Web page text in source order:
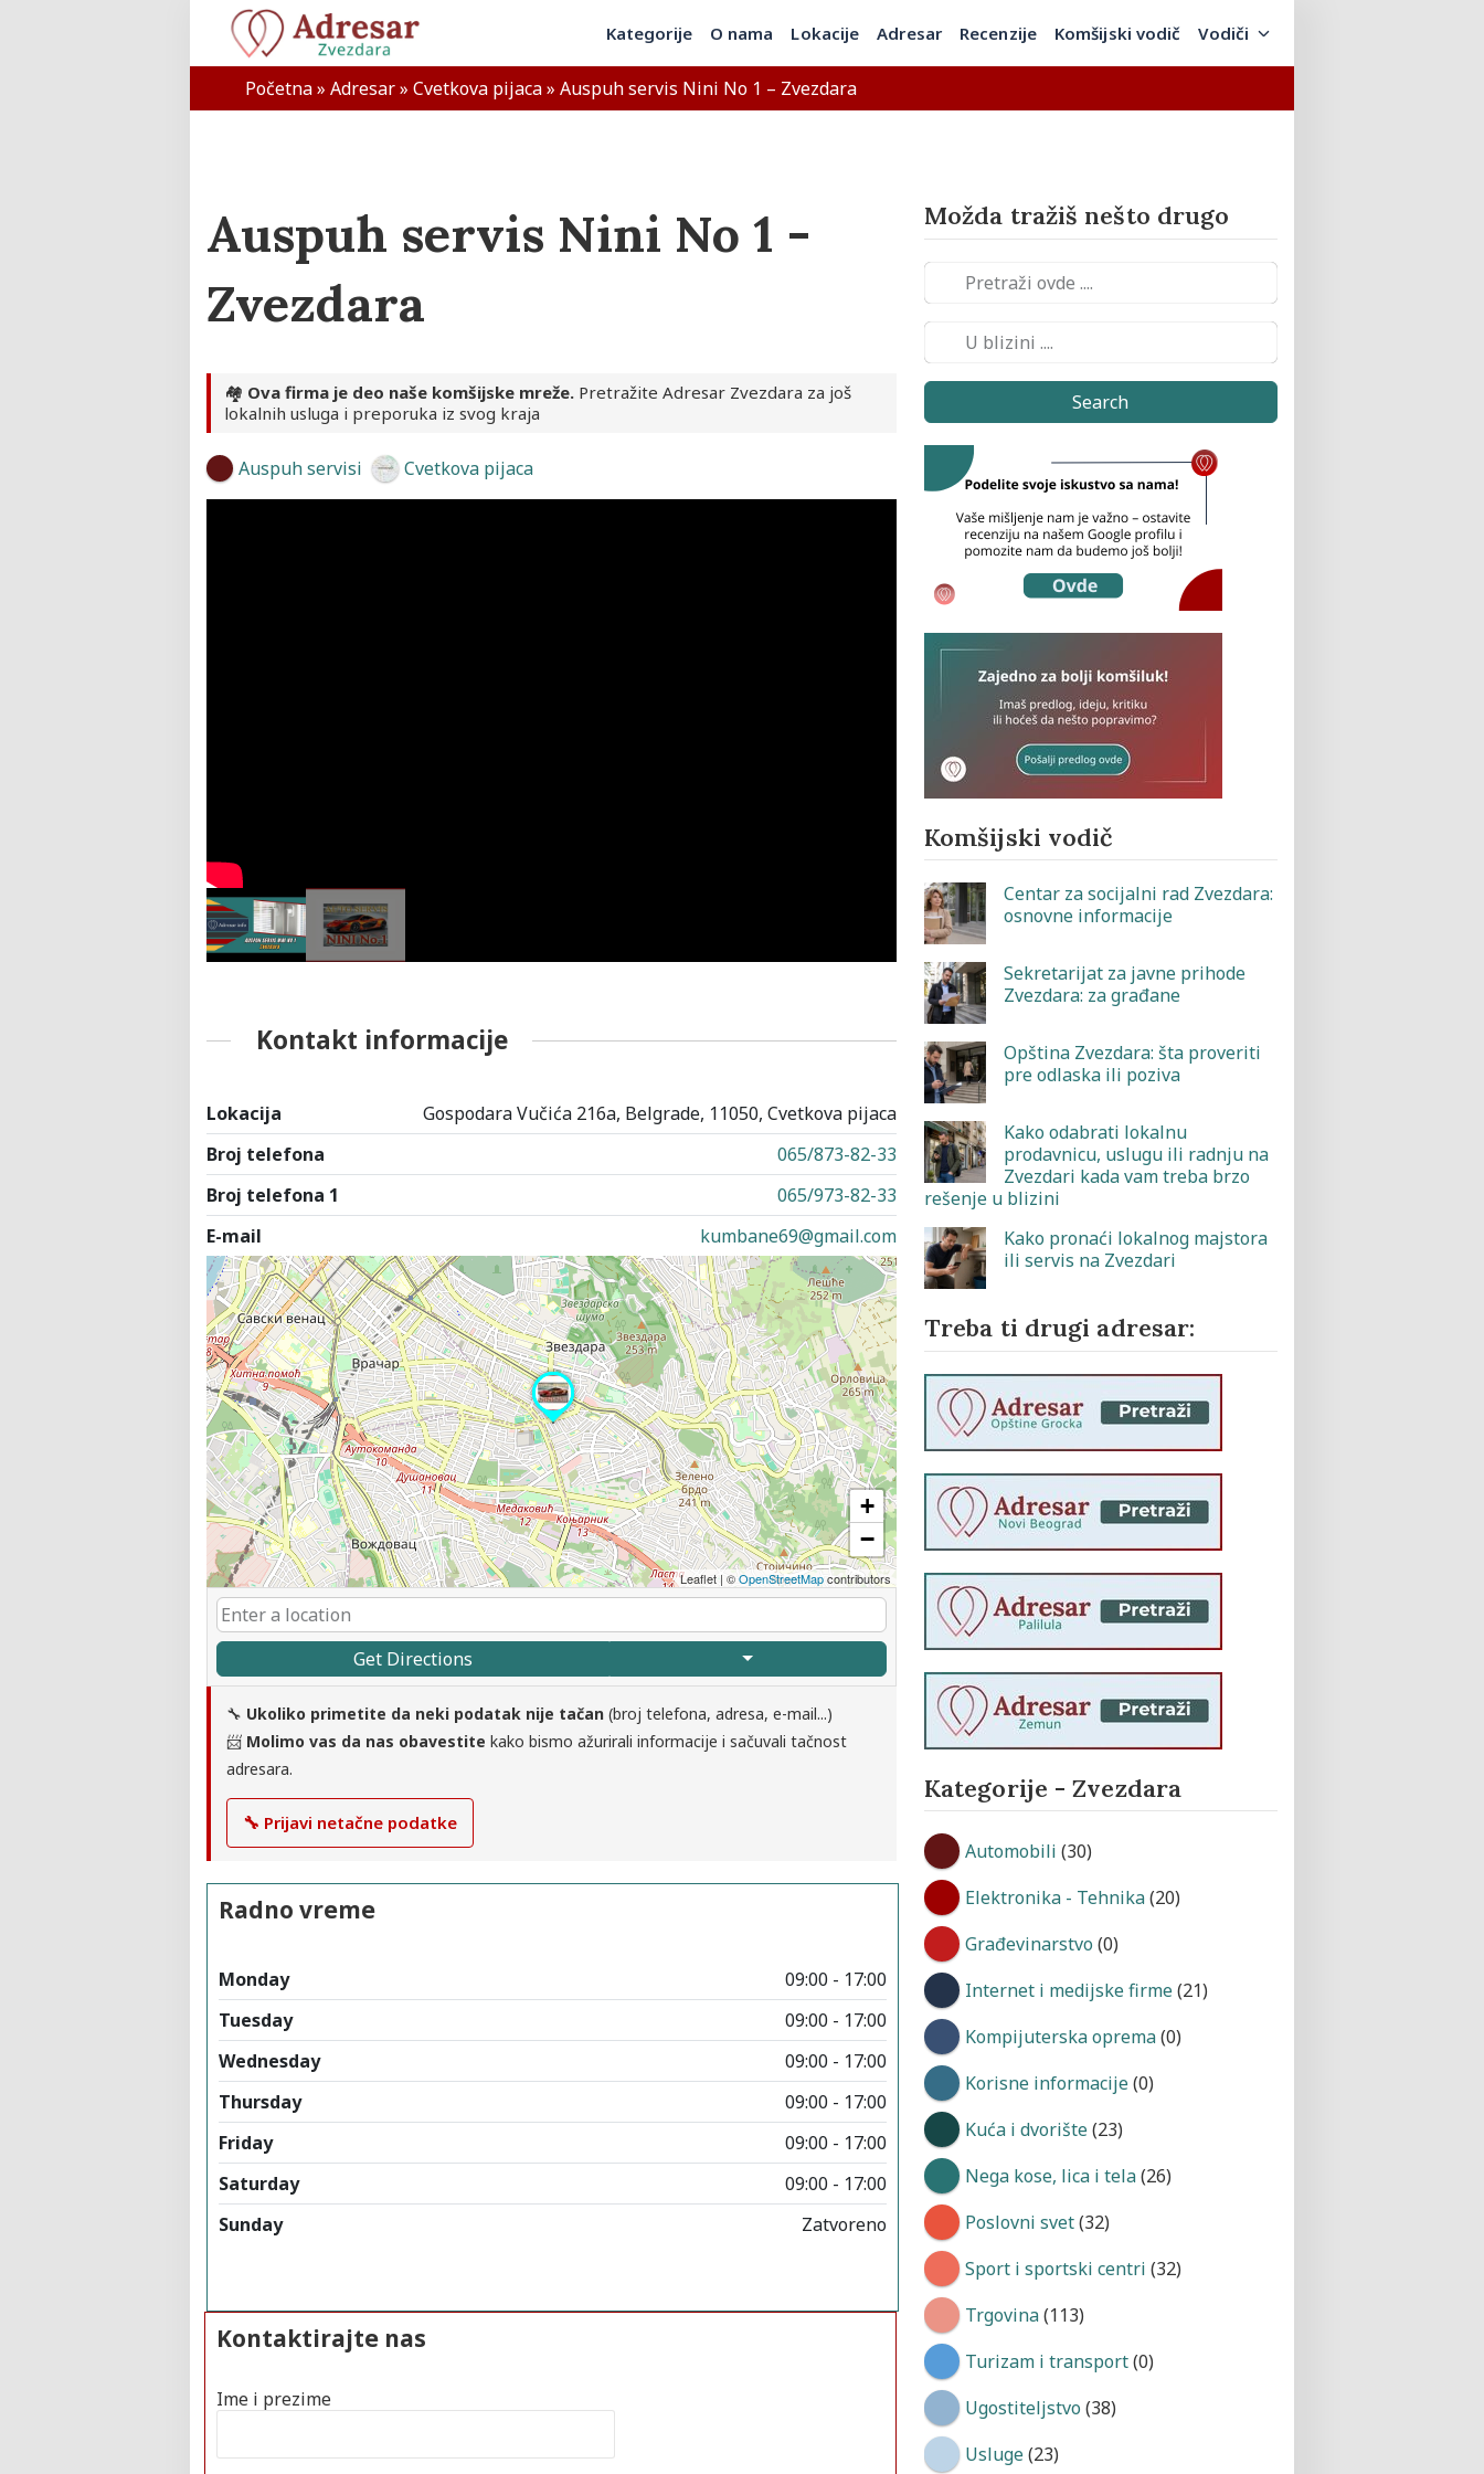
Adresar Zvezdara
Kategorije O nama Lokacije Adresar Recenzije Komšijski vodič Vodiči
Početna» Adresar» Cvetkova pijaca» Auspuh servis Nini No 1 – Zvezdara
Auspuh servis Nini No 1 -
Zvezdara
🏘️ Ova firma je deo naše komšijske mreže. Pretražite Adresar Zvezdara za još
lokalnih usluga i preporuka iz svog kraja
Auspuh servisi Cvetkova pijaca
Kontakt informacije
Lokacija
Gospodara Vučića 216a, Belgrade, 11050, Cvetkova pijaca
Broj telefona
065/873-82-33
Broj telefona 1
065/973-82-33
E-mail
kumbane69@gmail.com
+
−
Leaflet| ©OpenStreetMapcontributors
Get Directions
🔧 Ukoliko primetite da neki podatak nije tačan (broj telefona, adresa, e-mail...)
📨 Molimo vas da nas obavestite kako bismo ažurirali informacije i sačuvali tačnost
adresara.
🔧 Prijavi netačne podatke
Radno vreme
Monday
09:00 - 17:00
Tuesday
09:00 - 17:00
Wednesday
09:00 - 17:00
Thursday
09:00 - 17:00
Friday
09:00 - 17:00
Saturday
09:00 - 17:00
Sunday
Zatvoreno
Kontaktirajte nas
Ime i prezime
Možda tražiš nešto drugo
Search
Komšijski vodič
Centar za socijalni rad Zvezdara:
osnovne informacije
Sekretarijat za javne prihode
Zvezdara: za građane
Opština Zvezdara: šta proveriti
pre odlaska ili poziva
Kako odabrati lokalnu
prodavnicu, uslugu ili radnju na
Zvezdari kada vam treba brzo
rešenje u blizini
Kako pronaći lokalnog majstora
ili servis na Zvezdari
Treba ti drugi adresar:
Kategorije - Zvezdara
Automobili (30)
Elektronika - Tehnika(20)
Građevinarstvo (0)
Internet i medijske firme(21)
Kompijuterska oprema(0)
Korisne informacije(0)
Kuća i dvorište(23)
Nega kose, lica i tela(26)
Poslovni svet(32)
Sport i sportski centri (32)
Trgovina(113)
Turizam i transport(0)
Ugostiteljstvo (38)
Usluge(23)